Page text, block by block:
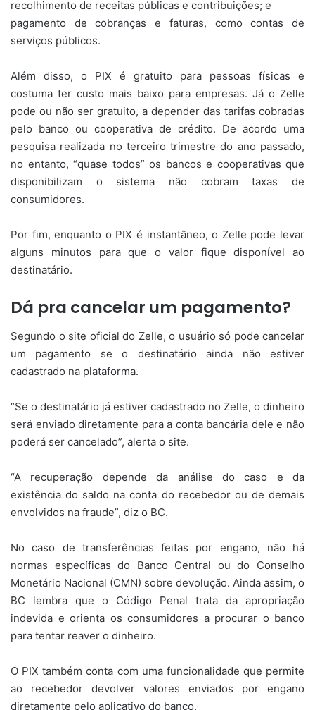
recolhimento de receitas públicas e contribuições; e
pagamento de cobranças e faturas, como contas de
serviços públicos.
Além disso, o PIX é gratuito para pessoas físicas e
costuma ter custo mais baixo para empresas. Já o Zelle
pode ou não ser gratuito, a depender das tarifas cobradas
pelo banco ou cooperativa de crédito. De acordo uma
pesquisa realizada no terceiro trimestre do ano passado,
no entanto, “quase todos” os bancos e cooperativas que
disponibilizam o sistema não cobram taxas de
consumidores.
Por fim, enquanto o PIX é instantâneo, o Zelle pode levar
alguns minutos para que o valor fique disponível ao
destinatário.
Dá pra cancelar um pagamento?
Segundo o site oficial do Zelle, o usuário só pode cancelar
um pagamento se o destinatário ainda não estiver
cadastrado na plataforma.
“Se o destinatário já estiver cadastrado no Zelle, o dinheiro
será enviado diretamente para a conta bancária dele e não
poderá ser cancelado”, alerta o site.
“A recuperação depende da análise do caso e da
existência do saldo na conta do recebedor ou de demais
envolvidos na fraude”, diz o BC.
No caso de transferências feitas por engano, não há
normas específicas do Banco Central ou do Conselho
Monetário Nacional (CMN) sobre devolução. Ainda assim, o
BC lembra que o Código Penal trata da apropriação
indevida e orienta os consumidores a procurar o banco
para tentar reaver o dinheiro.
O PIX também conta com uma funcionalidade que permite
ao recebedor devolver valores enviados por engano
diretamente pelo aplicativo do banco.